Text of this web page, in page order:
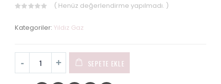
of
( Henüz değerlendirme yapılmadı. )
Kategoriler: Yıldız Gaz
SEPETE EKLE